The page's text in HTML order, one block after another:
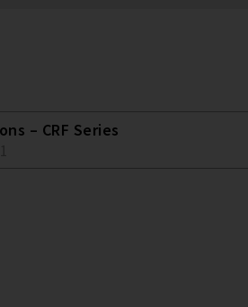
– CRF Series